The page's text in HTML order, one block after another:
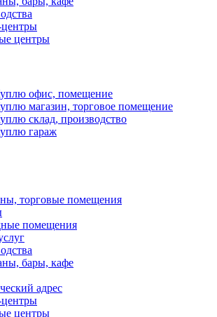
центры
центры
офис, помещение
магазин, торговое помещение
склад, производство
гараж
торговые помещения
помещения
бары, кафе
адрес
центры
центры